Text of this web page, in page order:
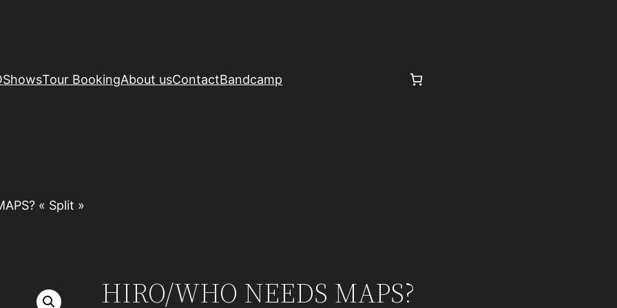
ShowsTour BookingAbout usContactBandcamp
« Split »
HIRO/WHO NEEDS MAPS?